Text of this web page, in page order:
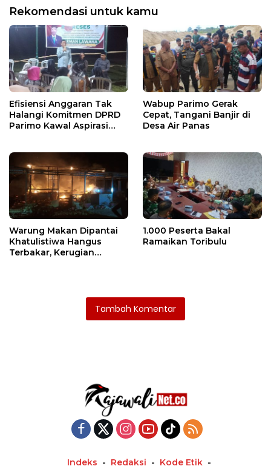
Rekomendasi untuk kamu
Efisiensi Anggaran Tak
Halangi Komitmen DPRD
Parimo Kawal Aspirasi
Wabup Parimo Gerak
Cepat, Tangani Banjir di
Desa Air Panas
Warung Makan Dipantai
Khatulistiwa Hangus
Terbakar, Kerugian
1.000 Peserta Bakal
Ramaikan Toribulu
Tambah Komentar
Indeks Redaksi
Kode Etik